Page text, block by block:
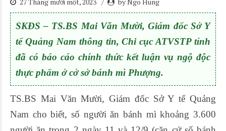
SKĐS – TS.BS Mai Văn Mười, Giám đốc Sở Y
tế Quảng Nam thông tin, Chi cục ATVSTP tỉnh
đã có báo cáo chính thức kết luận vụ ngộ độc
thực phẩm ở cở sở bánh mì Phượng.
TS.BS Mai Văn Mười, Giám đốc Sở Y tế Quảng
Nam cho biết, số người ăn bánh mì khoảng 3.600